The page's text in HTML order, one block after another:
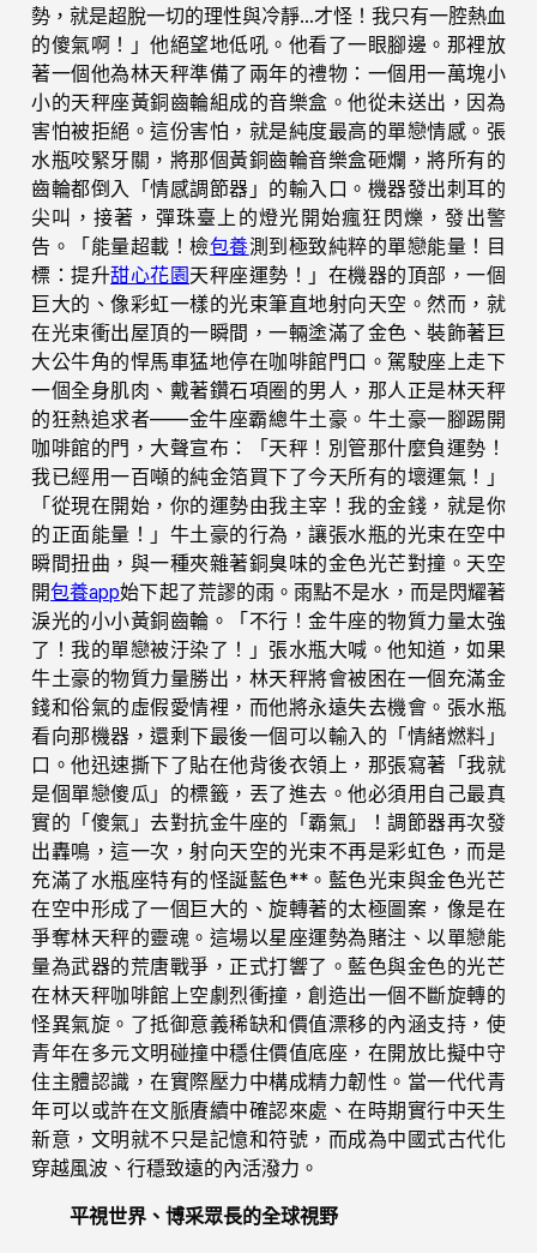
勢，就是超脫一切的理性與冷靜…才怪！我只有一腔熱血
的傻氣啊！」他絕望地低吼。他看了一眼腳邊。那裡放
著一個他為林天秤準備了兩年的禮物：一個用一萬塊小
小的天秤座黃銅齒輪組成的音樂盒。他從未送出，因為
害怕被拒絕。這份害怕，就是純度最高的單戀情感。張
水瓶咬緊牙關，將那個黃銅齒輪音樂盒砸爛，將所有的
齒輪都倒入「情感調節器」的輸入口。機器發出刺耳的
尖叫，接著，彈珠臺上的燈光開始瘋狂閃爍，發出警
告。「能量超載！檢包養測到極致純粹的單戀能量！目
標：提升甜心花園天秤座運勢！」在機器的頂部，一個
巨大的、像彩虹一樣的光束筆直地射向天空。然而，就
在光束衝出屋頂的一瞬間，一輛塗滿了金色、裝飾著巨
大公牛角的悍馬車猛地停在咖啡館門口。駕駛座上走下
一個全身肌肉、戴著鑽石項圈的男人，那人正是林天秤
的狂熱追求者——金牛座霸總牛土豪。牛土豪一腳踢開
咖啡館的門，大聲宣布：「天秤！別管那什麼負運勢！
我已經用一百噸的純金箔買下了今天所有的壞運氣！」
「從現在開始，你的運勢由我主宰！我的金錢，就是你
的正面能量！」牛土豪的行為，讓張水瓶的光束在空中
瞬間扭曲，與一種夾雜著銅臭味的金色光芒對撞。天空
開包養app始下起了荒謬的雨。雨點不是水，而是閃耀著
淚光的小小黃銅齒輪。「不行！金牛座的物質力量太強
了！我的單戀被汙染了！」張水瓶大喊。他知道，如果
牛土豪的物質力量勝出，林天秤將會被困在一個充滿金
錢和俗氣的虛假愛情裡，而他將永遠失去機會。張水瓶
看向那機器，還剩下最後一個可以輸入的「情緒燃料」
口。他迅速撕下了貼在他背後衣領上，那張寫著「我就
是個單戀傻瓜」的標籤，丟了進去。他必須用自己最真
實的「傻氣」去對抗金牛座的「霸氣」！調節器再次發
出轟鳴，這一次，射向天空的光束不再是彩虹色，而是
充滿了水瓶座特有的怪誕藍色**。藍色光束與金色光芒
在空中形成了一個巨大的、旋轉著的太極圖案，像是在
爭奪林天秤的靈魂。這場以星座運勢為賭注、以單戀能
量為武器的荒唐戰爭，正式打響了。藍色與金色的光芒
在林天秤咖啡館上空劇烈衝撞，創造出一個不斷旋轉的
怪異氣旋。了抵御意義稀缺和價值漂移的內涵支持，使
青年在多元文明碰撞中穩住價值底座，在開放比擬中守
住主體認識，在實際壓力中構成精力韌性。當一代代青
年可以或許在文脈賡續中確認來處、在時期實行中天生
新意，文明就不只是記憶和符號，而成為中國式古代化
穿越風波、行穩致遠的內活潑力。
平視世界、博采眾長的全球視野